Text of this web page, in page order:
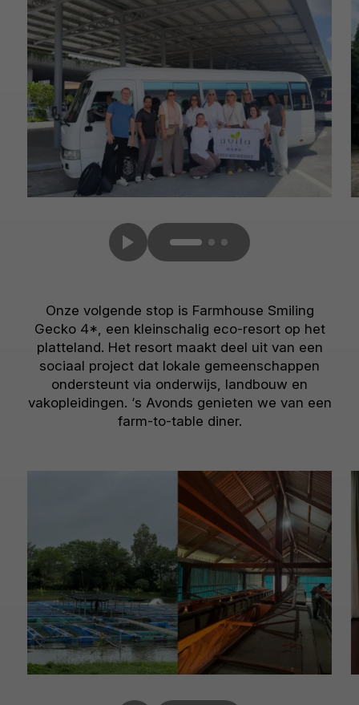
Onze volgende stop is Farmhouse Smiling
Gecko 4*, een kleinschalig eco-resort op het
platteland. Het resort maakt deel uit van een
sociaal project dat lokale gemeenschappen
ondersteunt via onderwijs, landbouw en
vakopleidingen. ‘s Avonds genieten we van een
farm-to-table diner.